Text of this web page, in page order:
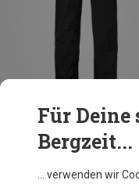
Du sparst 28%
Für Deine
Bergzeit...
… verwenden wir